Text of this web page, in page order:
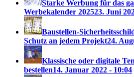
Starke Werbung für das
Werbekalender 202523. Juni
Baustellen-
Schutz an jedem Projekt24.
Klassische oder digitale
bestellen14. Januar 2022 - 10:04